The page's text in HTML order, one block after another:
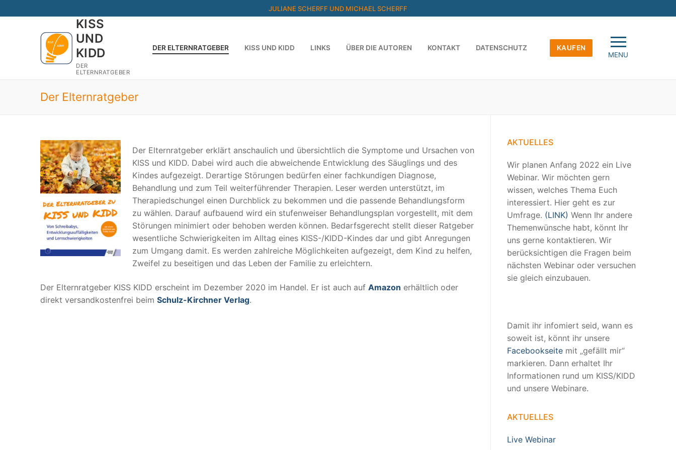
Inhalt
JULIANE SCHERFF UND MICHAEL SCHERFF
KISS
UND
KIDD
DER
ELTERNRATGEBER
DER ELTERNRATGEBER KISS UND KIDD LINKS ÜBER DIE AUTOREN KONTAKT DATENSCHUTZ
KAUFEN
MENU
Der Elternratgeber
Der Elternratgeber erklärt anschaulich und übersichtlich die Symptome und Ursachen von
KISS und KIDD. Dabei wird auch die abweichende Entwicklung des Säuglings und des
Kindes aufgezeigt. Derartige Störungen bedürfen einer fachkundigen Diagnose,
Behandlung und zum Teil weiterführender Therapien. Leser werden unterstützt, im
Therapiedschungel einen Durchblick zu bekommen und die passende Behandlungsform
zu wählen. Darauf aufbauend wird ein stufenweiser Behandlungsplan vorgestellt, mit dem
Störungen minimiert oder behoben werden können. Bedarfsgerecht stellt dieser Ratgeber
wesentliche Schwierigkeiten im Alltag eines KISS-/KIDD-Kindes dar und gibt Anregungen
zum Umgang damit. Es werden zahlreiche Möglichkeiten aufgezeigt, dem Kind zu helfen,
Zweifel zu beseitigen und das Leben der Familie zu erleichtern.
Der Elternratgeber KISS KIDD erscheint im Dezember 2020 im Handel. Er ist auch auf Amazon erhältlich oder
direkt versandkostenfrei beim Schulz-Kirchner Verlag.
AKTUELLES
Wir planen Anfang 2022 ein Live
Webinar. Wir möchten gern
wissen, welches Thema Euch
interessiert. Hier geht es zur
Umfrage. (LINK) Wenn Ihr andere
Themenwünsche habt, könnt Ihr
uns gerne kontaktieren. Wir
berücksichtigen die Fragen beim
nächsten Webinar oder versuchen
sie gleich einzubauen.
Damit ihr infomiert seid, wann es
soweit ist, könnt ihr unsere
Facebookseite mit „gefällt mir“
markieren. Dann erhaltet Ihr
Informationen rund um KISS/KIDD
und unsere Webinare.
AKTUELLES
Live Webinar